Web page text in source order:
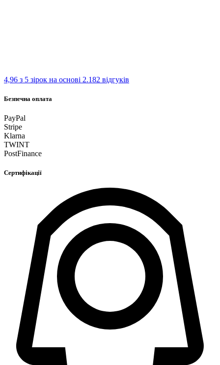
4,96 з 5 зірок на основі 2.182 відгуків
Безпечна оплата
PayPal
Stripe
Klarna
TWINT
PostFinance
Сертифікації